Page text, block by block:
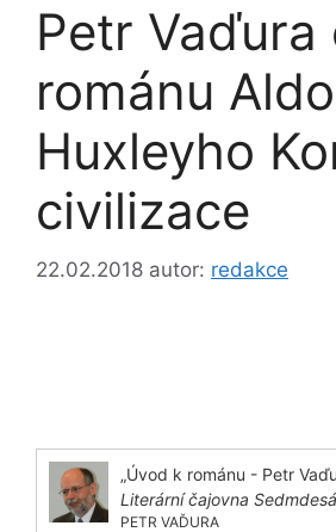
Petr Vaďura
románu
Huxleyho
civilizace
22.02.2018 autor: redakce
Literární čajovna
PETR VAĎURA